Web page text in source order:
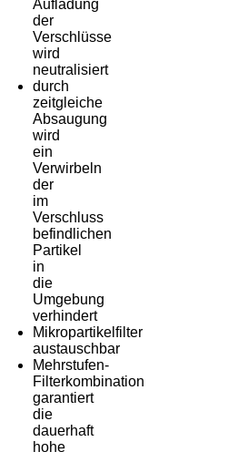
Aufladung
der
Verschlüsse
wird
neutralisiert
durch
zeitgleiche
Absaugung
wird
ein
Verwirbeln
der
im
Verschluss
befindlichen
Partikel
in
die
Umgebung
verhindert
Mikropartikelfilter
austauschbar
Mehrstufen-
Filterkombination
garantiert
die
dauerhaft
hohe